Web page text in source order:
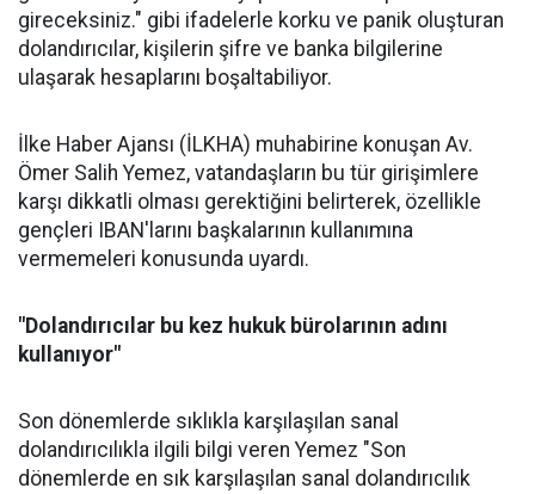
gireceksiniz." gibi ifadelerle korku ve panik oluşturan
dolandırıcılar, kişilerin şifre ve banka bilgilerine
ulaşarak hesaplarını boşaltabiliyor.
İlke Haber Ajansı (İLKHA) muhabirine konuşan Av.
Ömer Salih Yemez, vatandaşların bu tür girişimlere
karşı dikkatli olması gerektiğini belirterek, özellikle
gençleri IBAN'larını başkalarının kullanımına
vermemeleri konusunda uyardı.
"Dolandırıcılar bu kez hukuk bürolarının adını
kullanıyor"
Son dönemlerde sıklıkla karşılaşılan sanal
dolandırıcılıkla ilgili bilgi veren Yemez "Son
dönemlerde en sık karşılaşılan sanal dolandırıcılık